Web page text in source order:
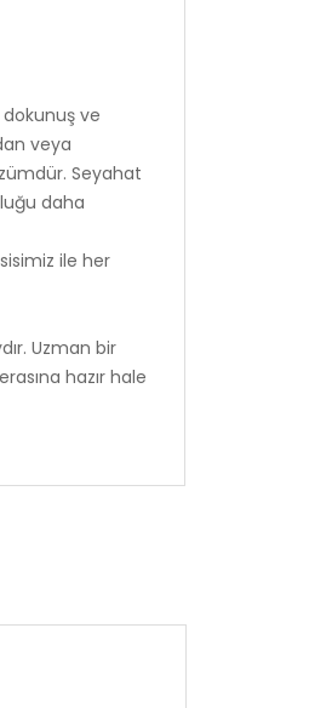
ve
veya
Seyahat
daha
ile her
Uzman bir
hazır hale